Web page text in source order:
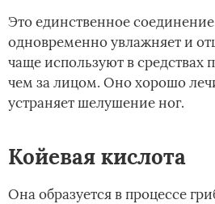
Это единственное
одновременно увлажняет и
чаще используют в средствах
чем за лицом. Оно хорошо
устраняет шелушение ног.
Койевая кислота
Она образуется в процессе